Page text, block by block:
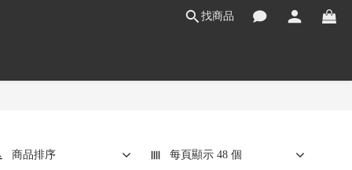
找商品
商品排序 每頁顯示 48 個